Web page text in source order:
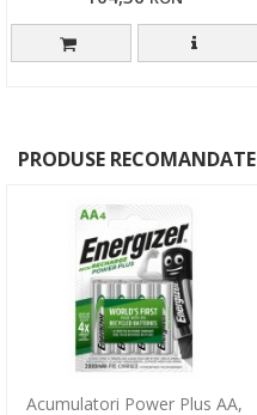
PRODUSE RECOMANDATE
Acumulatori Power Plus AA,